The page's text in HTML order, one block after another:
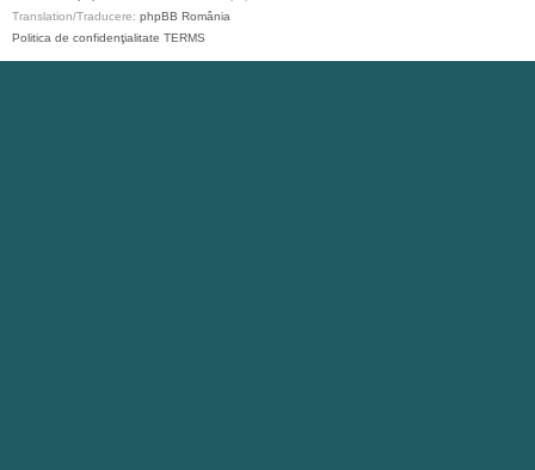
Translation/Traducere: phpBB România
Politica de confidenţialitate TERMS